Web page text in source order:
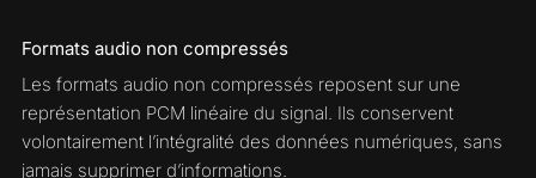
Formats audio non compressés
Les formats audio non compressés reposent sur une
représentation PCM linéaire du signal. Ils conservent
volontairement l’intégralité des données numériques, sans
jamais supprimer d’informations.